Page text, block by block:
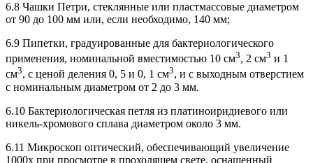
6.8 Чашки Петри, стеклянные или пластмассовые диаметром
от 90 до 100 мм или, если необходимо, 140 мм;
6.9 Пипетки, градуированные для бактериологического
применения, номинальной вместимостью 10 см3, 2 см3 и 1
см3, с ценой деления 0, 5 и 0, 1 см3, и с выходным отверстием
с номинальным диаметром от 2 до 3 мм.
6.10 Бактериологическая петля из платиноиридиевого или
никель-хромового сплава диаметром около 3 мм.
6.11 Микроскоп оптический, обеспечивающий увеличение
1000х при просмотре в проходящем свете, оснащенный